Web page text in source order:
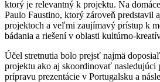
ktorý je relevantný k projektu. Na
Paulo Faustino, ktorý zároveň predstavil
projektoch a veľmi zaujímavý prístup k
bádania a riešení v oblasti kultúrno-
Účel stretnutia bolo prejsť najmä
projektu ako aj skoordinovať nasledujúci
prípravu prezentácie v Portugalsku a